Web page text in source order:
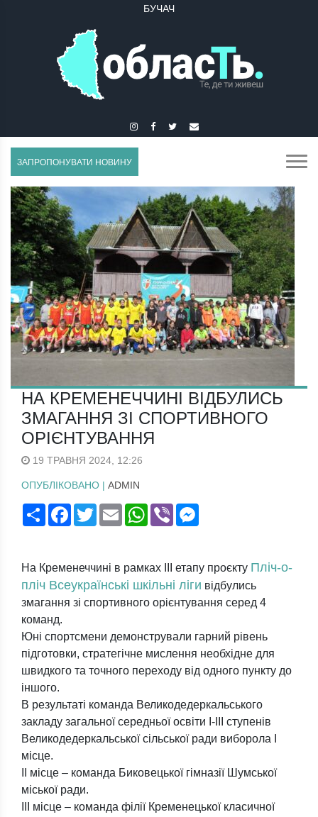
ГУСЯТИН
ЗАПРОПОНУВАТИ НОВИНУ
НА КРЕМЕНЕЧЧИНІ ВІДБУЛИСЬ
ЗМАГАННЯ ЗІ СПОРТИВНОГО
ОРІЄНТУВАННЯ
19 ТРАВНЯ 2024, 12:26
ОПУБЛІКОВАНО | ADMIN
ПоширитиFacebook
TwitterEmail WhatsApp
Viber
На Кременеччині в рамках III етапу проєкту Пліч-о-
пліч Всеукраїнські шкільні ліги відбулись
змагання зі спортивного орієнтування серед 4
команд.
Юні спортсмени демонстрували гарний рівень
підготовки, стратегічне мислення необхідне для
швидкого та точного переходу від одного пункту до
іншого.
В результаті команда Великодедеркальського
закладу загальної середньої освіти І-III ступенів
Великодедеркальської сільської ради виборола І
місце.
II місце – команда Биковецької гімназії Шумської
міської ради.
III місце – команда філії Кременецької класичної